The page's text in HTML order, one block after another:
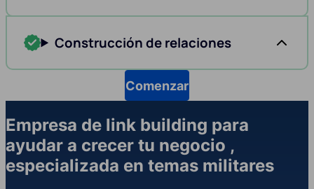
Construcción de relaciones
Comenzar
Empresa de link building para
ayudar a crecer tu negocio ,
especializada en temas militares